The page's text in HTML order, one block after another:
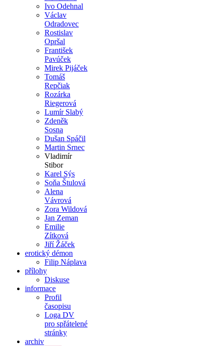
Ivo Odehnal
Václav
Odradovec
Rostislav
Opršal
František
Pavúček
Mirek Pijáček
Tomáš
Repčiak
Rozárka
Riegerová
Lumír Slabý
Zdeněk
Sosna
Dušan Spáčil
Martin Srnec
Vladimír
Stibor
Karel Sýs
Soňa Štulová
Alena
Vávrová
Zora Wildová
Jan Zeman
Emilie
Zítková
Jiří Žáček
erotický démon
Filip Náplava
přílohy
Diskuse
informace
Profil
časopisu
Loga DV
pro spřátelené
stránky
archiv